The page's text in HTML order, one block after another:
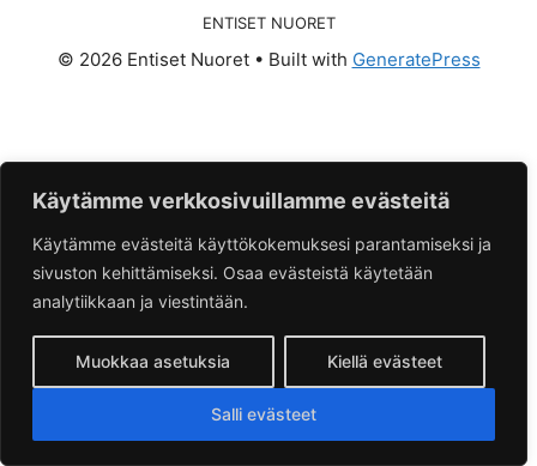
Käytämme verkkosivuillamme evästeitä
Käytämme evästeitä käyttökokemuksesi parantamiseksi ja
sivuston kehittämiseksi. Osaa evästeistä käytetään
analytiikkaan ja viestintään.
Muokkaa asetuksia Kiellä evästeet
Salli evästeet
ENTISET NUORET
© 2026 Entiset Nuoret• Built with GeneratePress